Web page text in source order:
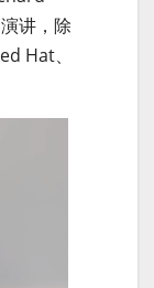
讲，除
Hat、